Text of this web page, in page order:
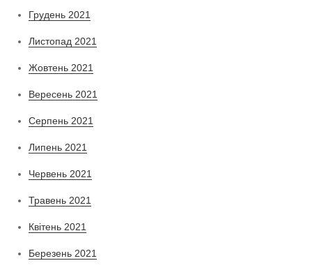
Грудень 2021
Листопад 2021
Жовтень 2021
Вересень 2021
Серпень 2021
Липень 2021
Червень 2021
Травень 2021
Квітень 2021
Березень 2021